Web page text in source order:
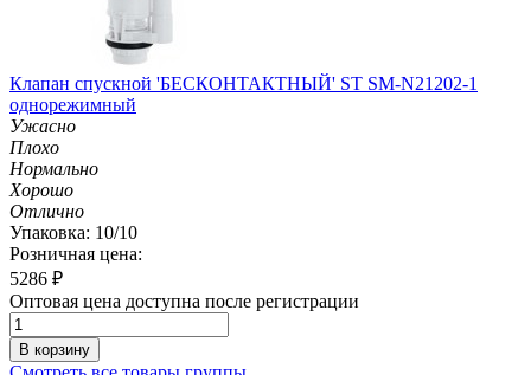
Клапан спускной 'БЕСКОНТАКТНЫЙ' ST SM-N21202-1
однорежимный
Ужасно
Плохо
Нормально
Хорошо
Отлично
Упаковка: 10/10
Розничная цена:
5286 ₽
Оптовая цена доступна после регистрации
В корзину